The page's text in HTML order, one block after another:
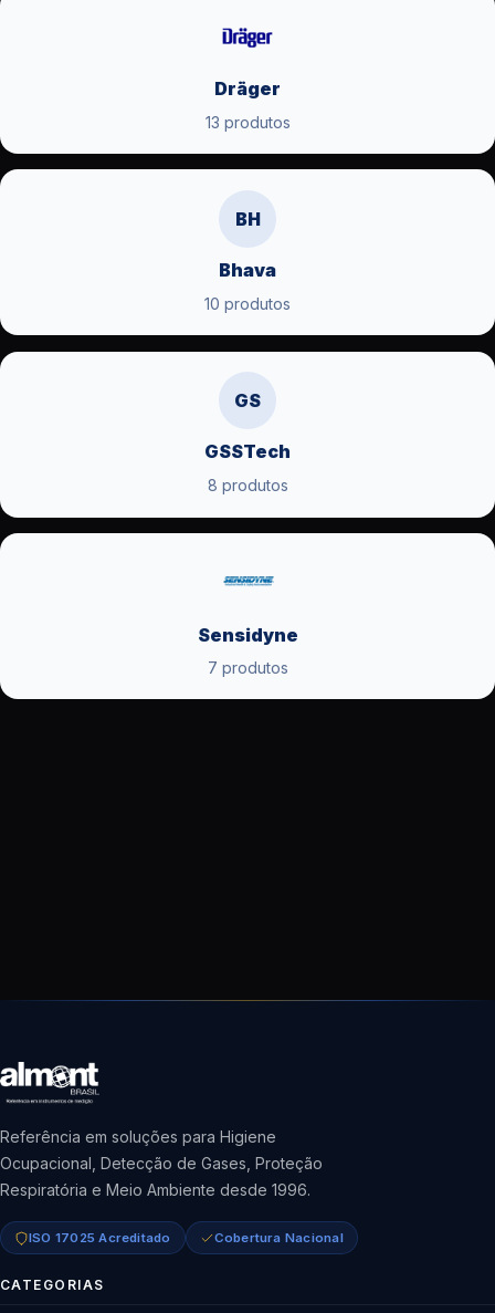
Dräger
13 produtos
BH
Bhava
10 produtos
GS
GSSTech
8 produtos
Sensidyne
7 produtos
Referência em soluções para Higiene
Ocupacional, Detecção de Gases, Proteção
Respiratória e Meio Ambiente desde 1996.
ISO 17025 Acreditado Cobertura Nacional
CATEGORIAS